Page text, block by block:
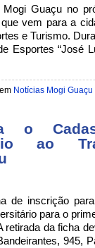
Guaçu no
vem para a
e Turismo.
Esportes “José
Notícias Mogi Guaçu
o
ao
de inscrição
para o
retirada da ficha
945,